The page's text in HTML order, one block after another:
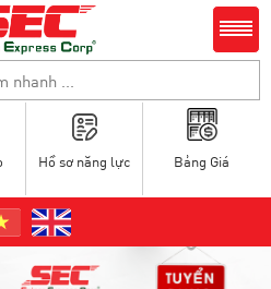
Bảng Giá
Hồ sơ năng lực